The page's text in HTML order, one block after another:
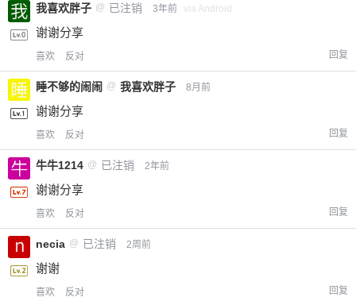
我喜欢胖子 @ 已注销 3年前 via Android
谢谢分享
喜欢 反对 回复
睡不够的闹闹 @ 我喜欢胖子 8月前
谢谢分享
喜欢 反对 回复
牛牛1214 @ 已注销 2年前
谢谢分享
喜欢 反对 回复
necia @ 已注销 2周前
谢谢
喜欢 反对 回复